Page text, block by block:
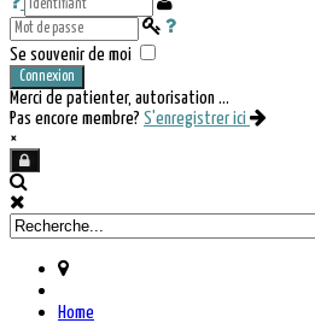
Se souvenir de moi
Connexion
Merci de patienter, autorisation ...
Pas encore membre? S'enregistrer ici
×
Home